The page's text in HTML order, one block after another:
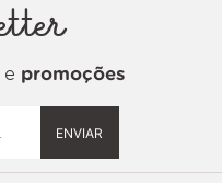
promoções
ENVIAR